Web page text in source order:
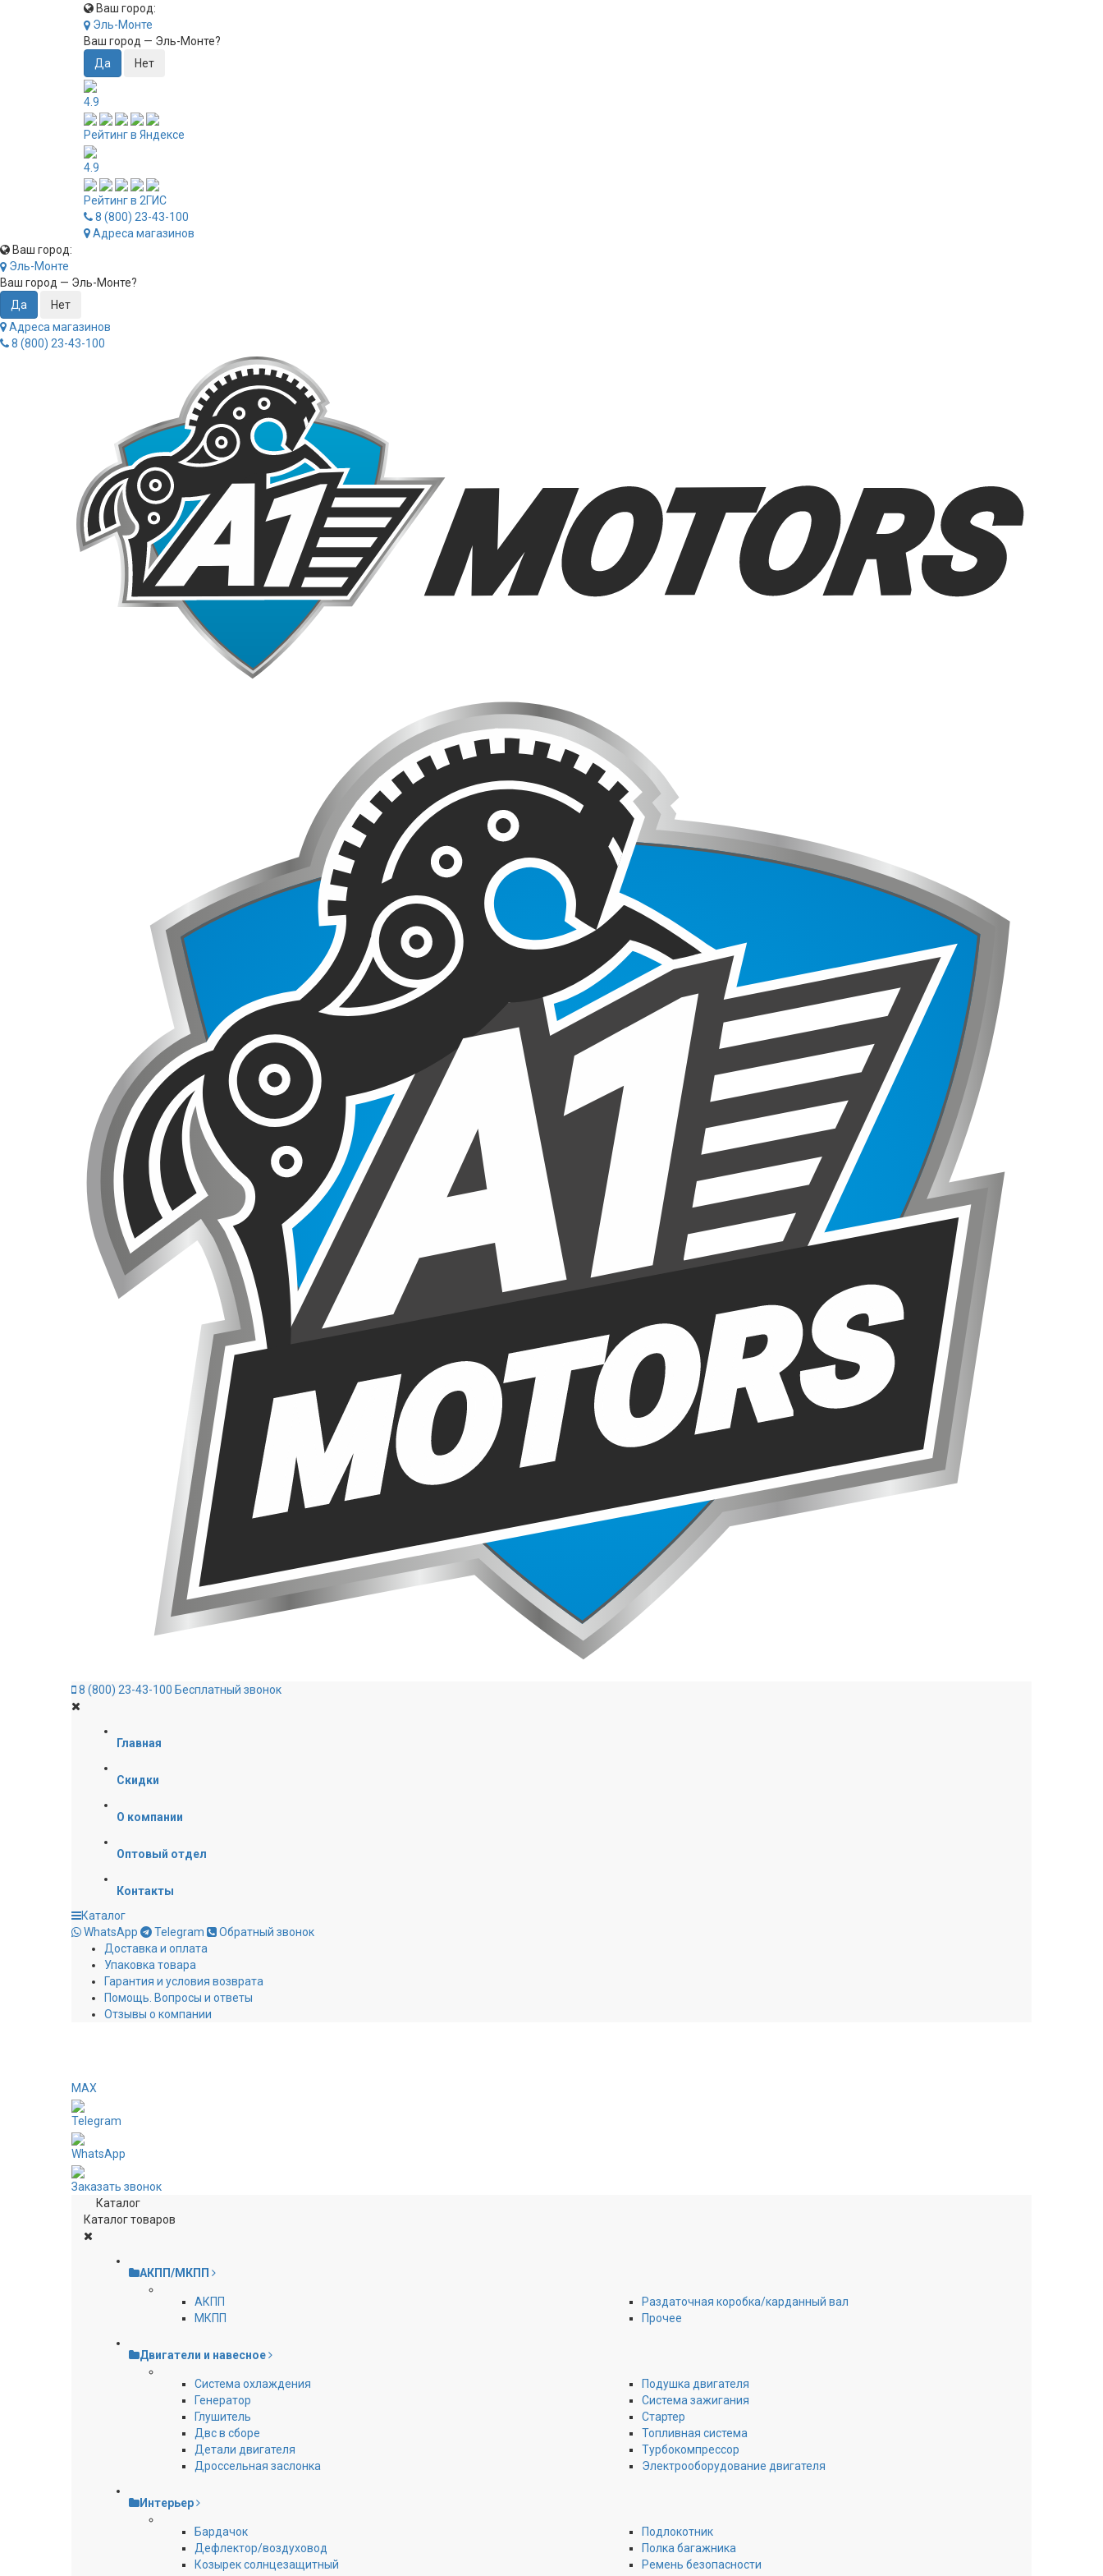
Ваш город:
Эль-Монте
Ваш город — Эль-Монте?
4.9
Рейтинг в Яндексе
4.9
Рейтинг в 2ГИС
8 (800) 23-43-100
Адреса магазинов
Ваш город:
Эль-Монте
Ваш город — Эль-Монте?
Адреса магазинов
8 (800) 23-43-100
8 (800) 23-43-100 Бесплатный звонок
Главная
Скидки
О компании
Оптовый отдел
Контакты
Каталог
WhatsApp
Telegram
Обратный звонок
Доставка и оплата
Упаковка товара
Гарантия и условия возврата
Помощь. Вопросы и ответы
Отзывы о компании
MAX
Telegram
WhatsApp
Заказать звонок
Каталог
Каталог товаров
АКПП/МКПП
АКПП
МКПП
Раздаточная коробка/карданный вал
Прочее
Двигатели и навесное
Cистема охлаждения
Генератор
Глушитель
Двс в сборе
Детали двигателя
Дроссельная заслонка
Подушка двигателя
Система зажигания
Стартер
Топливная система
Турбокомпрессор
Электрооборудование двигателя
Интерьер
Бардачок
Дефлектор/воздуховод
Козырек солнцезащитный
Подлокотник
Полка багажника
Ремень безопасности